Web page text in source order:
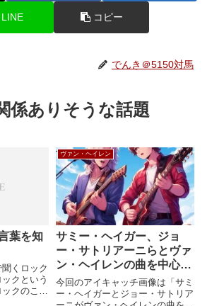
LINE コピー
でんき＠5150対馬
係ありそうな話題
葉を知
くロック
クという
クのこと
ヴァン・ヘイレン
サミー・ヘイガー、ジョ
ー・サトリアーニらとヴァ
ン・ヘイレンの曲を中心に
したツアーを開催へ
今回のアイキャッチ画像は「サミ
ー・ヘイガーとジョー・サトリア